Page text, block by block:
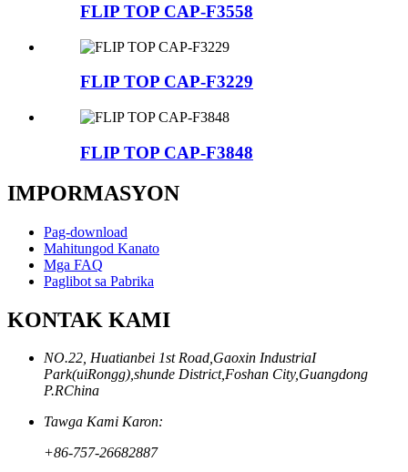
FLIP TOP CAP-F3558
FLIP TOP CAP-F3229
FLIP TOP CAP-F3848
IMPORMASYON
Pag-download
Mahitungod Kanato
Mga FAQ
Paglibot sa Pabrika
KONTAK KAMI
NO.22, Huatianbei 1st Road,Gaoxin IndustriaI
Park(uiRongg),shunde District,Foshan City,Guangdong
P.RChina
Tawga Kami Karon:
+86-757-26682887